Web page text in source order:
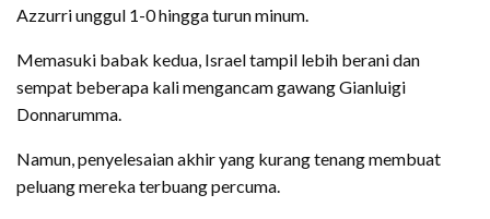
Azzurri unggul 1-0 hingga turun minum.
Memasuki babak kedua, Israel tampil lebih berani dan
sempat beberapa kali mengancam gawang Gianluigi
Donnarumma.
Namun, penyelesaian akhir yang kurang tenang membuat
peluang mereka terbuang percuma.